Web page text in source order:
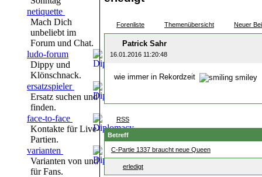
netiquette
Mach Dich
unbeliebt im
Forum und Chat.
ludo-forum
Dippy und
Klönschnack.
ersatzspieler
Ersatz suchen und
finden.
face-to-face
Kontakte für Live-
Partien.
varianten
Varianten von und
für Fans.
Forenliste Themenübersicht Neuer
Patrick Sahr
16.01.2016 11:20:48
wie immer in Rekordzeit
RSS
Betreff
C-Partie 1337 braucht neue Queen
erledigt